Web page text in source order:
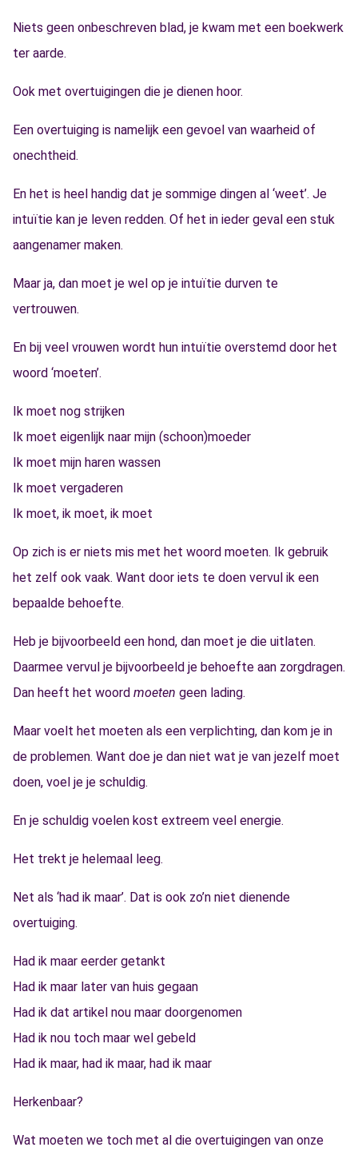
Niets geen onbeschreven blad, je kwam met een boekwerk
ter aarde.
Ook met overtuigingen die je dienen hoor.
Een overtuiging is namelijk een gevoel van waarheid of
onechtheid.
En het is heel handig dat je sommige dingen al ‘weet’. Je
intuïtie kan je leven redden. Of het in ieder geval een stuk
aangenamer maken.
Maar ja, dan moet je wel op je intuïtie durven te
vertrouwen.
En bij veel vrouwen wordt hun intuïtie overstemd door het
woord ‘moeten’.
Ik moet nog strijken
Ik moet eigenlijk naar mijn (schoon)moeder
Ik moet mijn haren wassen
Ik moet vergaderen
Ik moet, ik moet, ik moet
Op zich is er niets mis met het woord moeten. Ik gebruik
het zelf ook vaak. Want door iets te doen vervul ik een
bepaalde behoefte.
Heb je bijvoorbeeld een hond, dan moet je die uitlaten.
Daarmee vervul je bijvoorbeeld je behoefte aan zorgdragen.
Dan heeft het woord moeten geen lading.
Maar voelt het moeten als een verplichting, dan kom je in
de problemen. Want doe je dan niet wat je van jezelf moet
doen, voel je je schuldig.
En je schuldig voelen kost extreem veel energie.
Het trekt je helemaal leeg.
Net als ‘had ik maar’. Dat is ook zo’n niet dienende
overtuiging.
Had ik maar eerder getankt
Had ik maar later van huis gegaan
Had ik dat artikel nou maar doorgenomen
Had ik nou toch maar wel gebeld
Had ik maar, had ik maar, had ik maar
Herkenbaar?
Wat moeten we toch met al die overtuigingen van onze